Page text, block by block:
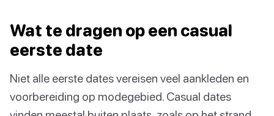
Wat te dragen op een casual
eerste date
Niet alle eerste dates vereisen veel aankleden en
voorbereiding op modegebied. Casual dates